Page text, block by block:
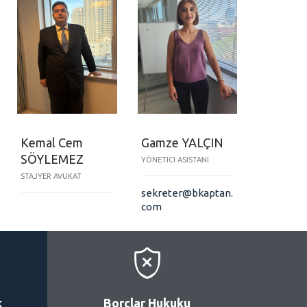
Kemal Cem
SÖYLEMEZ
STAJYER AVUKAT
Gamze YALÇIN
YÖNETICI ASISTANI
sekreter@bkaptan.
com

Borçlar Hukuku